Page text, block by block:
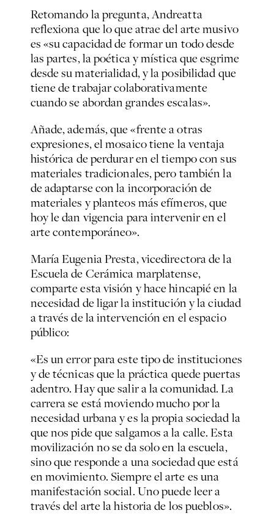
Retomando la pregunta, Andreatta
reflexiona que lo que atrae del arte musivo
es «su capacidad de formar un todo desde
las partes, la poética y mística que esgrime
desde su materialidad, y la posibilidad que
tiene de trabajar colaborativamente
cuando se abordan grandes escalas».
Añade, además, que «frente a otras
expresiones, el mosaico tiene la ventaja
histórica de perdurar en el tiempo con sus
materiales tradicionales, pero también la
de adaptarse con la incorporación de
materiales y planteos más efímeros, que
hoy le dan vigencia para intervenir en el
arte contemporáneo».
María Eugenia Presta, vicedirectora de la
Escuela de Cerámica marplatense,
comparte esta visión y hace hincapié en la
necesidad de ligar la institución y la ciudad
a través de la intervención en el espacio
público:
«Es un error para este tipo de instituciones
y de técnicas que la práctica quede puertas
adentro. Hay que salir a la comunidad. La
carrera se está moviendo mucho por la
necesidad urbana y es la propia sociedad la
que nos pide que salgamos a la calle. Esta
movilización no se da solo en la escuela,
sino que responde a una sociedad que está
en movimiento. Siempre el arte es una
manifestación social. Uno puede leer a
través del arte la historia de los pueblos».